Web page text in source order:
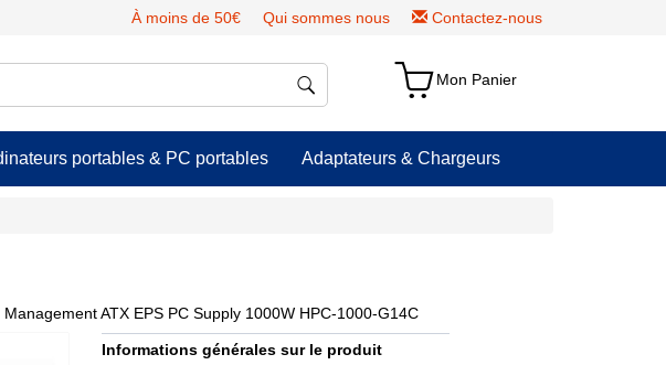
À moins de 50€ Qui sommes nous Contactez-nous
Mon Panier
portables & PC portables Adaptateurs & Chargeurs
ATX EPS PC Supply 1000W HPC-1000-G14C
Informations générales sur le produit